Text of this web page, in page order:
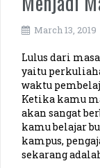
March 13, 2019
Lulus dari
yaitu
waktu
Ketika kamu
akan sangat
kamu belajar
kampus,
sekarang